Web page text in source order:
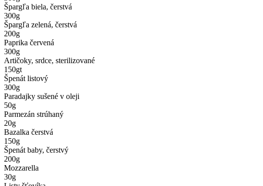
Špargľa biela, čerstvá
300g
Špargľa zelená, čerstvá
200g
Paprika červená
300g
Artičoky, srdce, sterilizované
150gt
Špenát listový
300g
Paradajky sušené v oleji
50g
Parmezán strúhaný
20g
Bazalka čerstvá
150g
Špenát baby, čerstvý
200g
Mozzarella
30g